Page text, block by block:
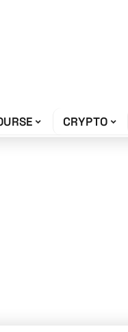
CRYPTO